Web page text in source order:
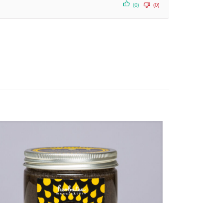
(0) (0)